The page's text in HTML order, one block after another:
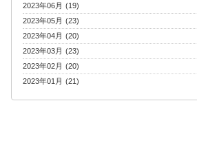
2023年06月 (19)
2023年05月 (23)
2023年04月 (20)
2023年03月 (23)
2023年02月 (20)
2023年01月 (21)